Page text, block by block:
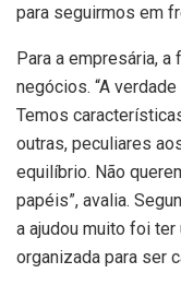
para seguirmos em
Para a empresária,
negócios. “A
Temos
outras, peculiares
equilíbrio. Não
papéis”, avalia.
a ajudou muito foi
organizada para ser